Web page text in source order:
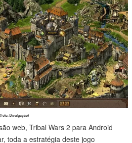
Divulgação)
web, Tribal Wars 2 para Android
toda a estratégia deste jogo